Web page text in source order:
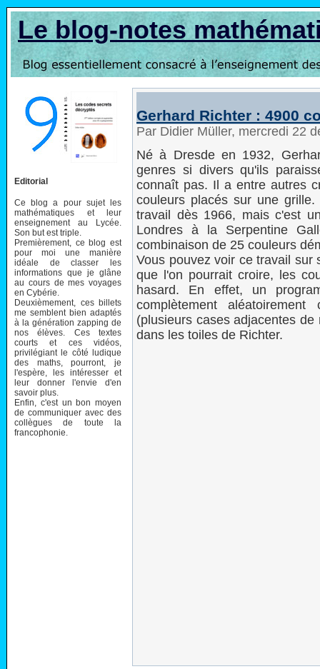
Le blog-notes
Editorial
Ce blog a pour sujet les
mathématiques et leur
enseignement au Lycée.
Son but est triple.
Premièrement, ce blog est
pour moi une manière
idéale de classer les
informations que je glâne
au cours de mes voyages
en Cybérie.
Deuxièmement, ces billets
me semblent bien adaptés
à la génération zapping de
nos élèves. Ces textes
courts et ces vidéos,
privilégiant le côté ludique
des maths, pourront, je
l'espère, les intéresser et
leur donner l'envie d'en
savoir plus.
Enfin, c'est un bon moyen
de communiquer avec des
collègues de toute la
francophonie.
Gerhard Richter : 4900
Par Didier Müller, mercredi 22
Né à Dresde en 1932,
genres si divers qu'ils
connaît pas. Il a entre autres
couleurs placés sur une
travail dès 1966, mais c'est
Londres à la Serpentine
combinaison de 25 couleurs
Vous pouvez voir ce travail sur
que l'on pourrait croire, les
hasard. En effet, un
complètement
(plusieurs cases adjacentes
dans les toiles de Richter.